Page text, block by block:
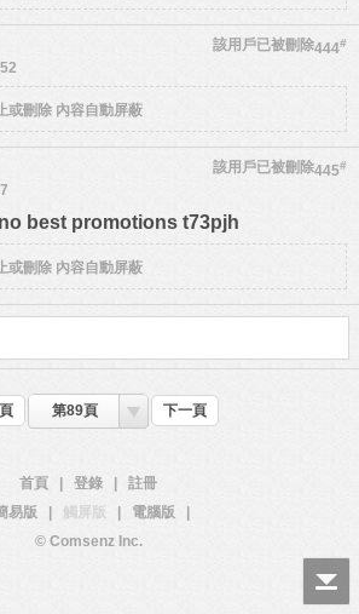
444#
該用戶已被刪除
或刪除 內容自動屏蔽
445#
該用戶已被刪除
best promotions t73pjh
或刪除 內容自動屏蔽
第89頁 下一頁
首頁 登錄
註冊
易版
觸屏版 電腦版
© Comsenz Inc.